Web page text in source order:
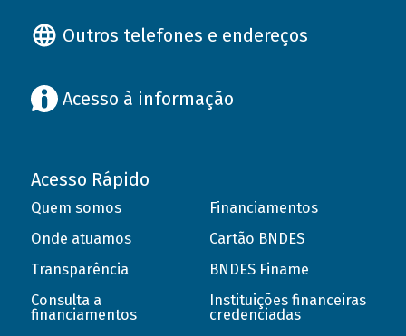
Outros telefones e endereços
Acesso à informação
Acesso Rápido
Quem somos
Onde atuamos
Transparência
Consulta a
financiamentos
Financiamentos
Cartão BNDES
BNDES Finame
Instituições financeiras
credenciadas